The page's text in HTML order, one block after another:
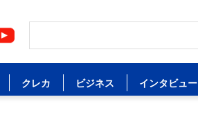
クレカ ビジネス インタビュー